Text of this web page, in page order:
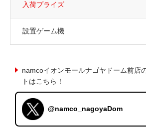
入荷プライズ
設置ゲーム機
namcoイオンモールナゴヤドーム前店
トはこちら！
@namco_nagoyaDom